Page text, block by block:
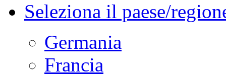
Seleziona il paese/
Germania
Francia